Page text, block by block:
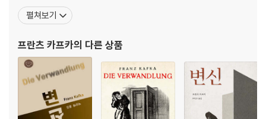
취직한 이후로도 14년 동안 직장생활과 글쓰기 작업을 병행했다. 「선
고」 「변신」 「유형지에서」 등의 단편과 『실종자』 『소송』 『성』 등의 미완
일기와 편지 등도
펼쳐보기
프란츠 카프카의 다른 상품